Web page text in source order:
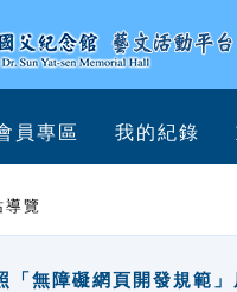
員專區 我的紀錄
導覽
「無障礙網頁開發規範